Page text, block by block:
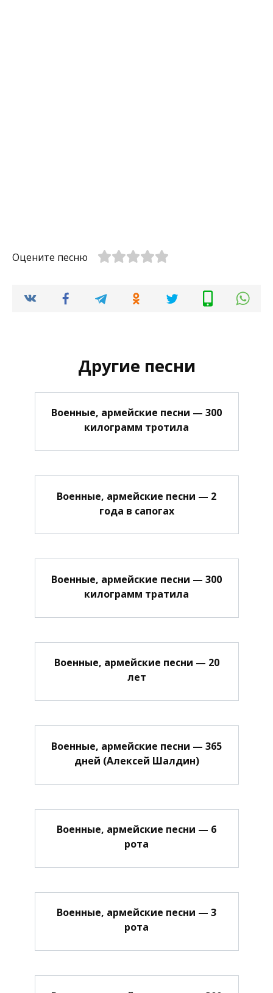
Оцените песню
Другие песни
Военные, армейские песни — 300
килограмм тротила
Военные, армейские песни — 2
года в сапогах
Военные, армейские песни — 300
килограмм тратила
Военные, армейские песни — 20
лет
Военные, армейские песни — 365
дней (Алексей Шалдин)
Военные, армейские песни — 6
рота
Военные, армейские песни — 3
рота